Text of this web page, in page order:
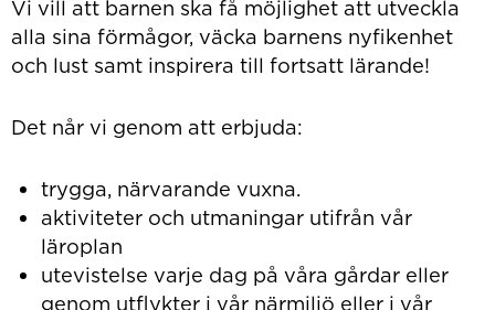
Vi vill att barnen ska få möjlighet att utveckla
alla sina förmågor, väcka barnens nyfikenhet
och lust samt inspirera till fortsatt lärande!
Det når vi genom att erbjuda:
trygga, närvarande vuxna.
aktiviteter och utmaningar utifrån vår
läroplan
utevistelse varje dag på våra gårdar eller
genom utflykter i vår närmiljö eller i vår